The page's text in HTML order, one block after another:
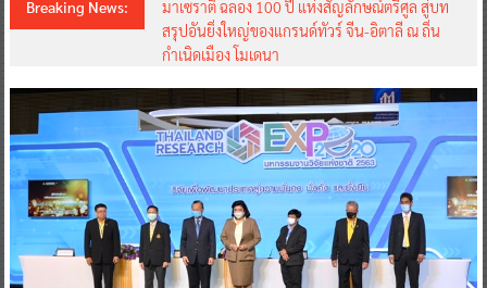
Breaking News:
มาเซราติ ฉลอง 100 ปี แห่งสัญลักษณ์ตรีศูล สู่บท
สรุปอันยิ่งใหญ่ของแกรนด์ทัวร์ จีน-อิตาลี ณ ถิ่น
กำเนิดเมือง โมเดนา